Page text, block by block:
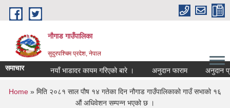
Skip to main content
नौगाड गाउँपालिका
सुदुरपश्चिम प्रदेश, नेपाल
समाचार नयाँ भाडादर कायम गरिएको बारे । अनुदान फाराम अनुदान
You are here
Home » मिति २०८१ साल पौष १४ गतेका दिन नौगाड गाउँपालिकाको गाउँ सभाको १६
औं अधिवेशन सम्पन्न भएको छ ।